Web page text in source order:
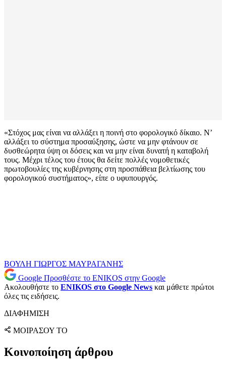
«Στόχος μας είναι να αλλάξει η ποινή στο φορολογικό δίκαιο. Ν’
αλλάξει το σύστημα προσαύξησης, ώστε να μην φτάνουν σε
δυσθεώρητα ύψη οι δόσεις και να μην είναι δυνατή η καταβολή
τους. Μέχρι τέλος του έτους θα δείτε πολλές νομοθετικές
πρωτοβουλίες της κυβέρνησης στη προσπάθεια βελτίωσης του
φορολογικού συστήματος», είπε ο υφυπουργός.
ΒΟΥΛΗ ΓΙΩΡΓΟΣ ΜΑΥΡΑΓΑΝΗΣ
Google Προσθέστε το ENIKOS στην Google
Ακολουθήστε το ENIKOS στο Google News και μάθετε πρώτοι
όλες τις ειδήσεις.
ΔΙΑΦΗΜΙΣΗ
ΜΟΙΡΑΣΟΥ ΤΟ
Κοινοποίηση άρθρου